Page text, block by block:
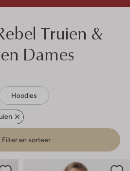
Truien &
Dames
Hoodies
Filter en sorteer